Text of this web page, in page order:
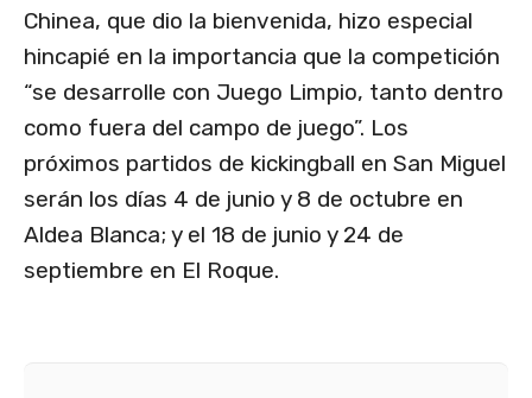
Chinea, que dio la bienvenida, hizo especial
hincapié en la importancia que la competición
“se desarrolle con Juego Limpio, tanto dentro
como fuera del campo de juego”. Los
próximos partidos de kickingball en San Miguel
serán los días 4 de junio y 8 de octubre en
Aldea Blanca; y el 18 de junio y 24 de
septiembre en El Roque.